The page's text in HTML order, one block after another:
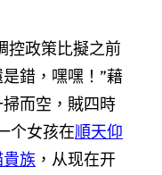
控政策比擬之前
錯，嘿嘿！”藉
而空，賊四時
个女孩在順天仰
貴族 ，从现在开